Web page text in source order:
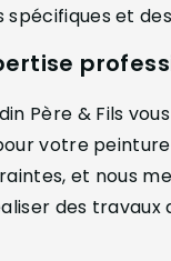
et
Père & Fils
votre
et nous
des